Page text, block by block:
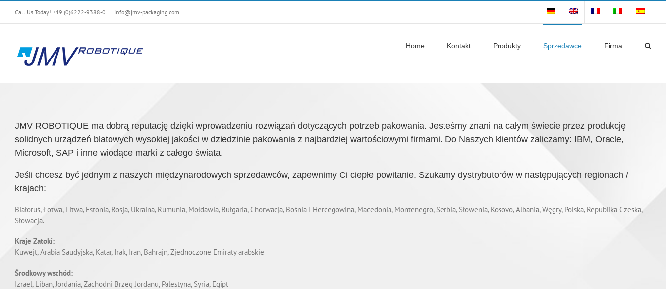
Skip
content
Call Us Today! +49 (0)6222-9388-0 | info@jmv-packaging.com
Home Kontakt Produkty Sprzedawce Firma
JMV ROBOTIQUE ma dobrą reputację dzięki wprowadzeniu rozwiązań dotyczących potrzeb pakowania. Jesteśmy znani na całym świecie przez produkcję
solidnych urządzeń blatowych wysokiej jakości w dziedzinie pakowania z najbardziej wartościowymi firmami. Do Naszych klientów zaliczamy: IBM, Oracle,
Microsoft, SAP i inne wiodące marki z całego świata.
Jeśli chcesz być jednym z naszych międzynarodowych sprzedawców, zapewnimy Ci ciepłe powitanie. Szukamy dystrybutorów w następujących regionach /
krajach:
Białoruś, Łotwa, Litwa, Estonia, Rosja, Ukraina, Rumunia, Mołdawia, Bułgaria, Chorwacja, Bośnia I Hercegowina, Macedonia, Montenegro, Serbia, Słowenia, Kosovo, Albania, Węgry, Polska, Republika Czeska,
Słowacja.
Kraje Zatoki:
Kuwejt, Arabia Saudyjska, Katar, Irak, Iran, Bahrajn, Zjednoczone Emiraty arabskie
Środkowy wschód:
Izrael, Liban, Jordania, Zachodni Brzeg Jordanu, Palestyna, Syria, Egipt